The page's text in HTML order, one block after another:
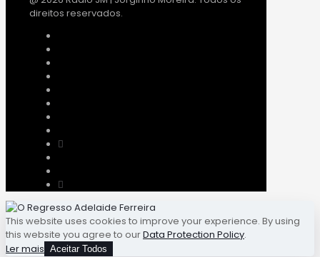
direitos reservados.
This website uses cookies to improve your experience. By using
this website you agree to ourData Protection Policy.
Ler mais Aceitar Todos